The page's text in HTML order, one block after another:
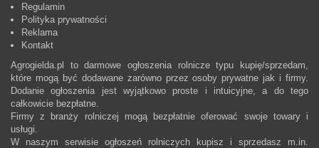
Regulamin
Polityka prywatności
Reklama
Kontakt
Agrogielda.pl to darmowe ogłoszenia rolnicze typu kupię/sprzedam,
które mogą być dodawane zarówno przez osoby prywatne jak i firmy.
Dodanie ogłoszenia jest wyjątkowo proste i intuicyjne, a do tego
całkowicie bezpłatne.
Firmy z branży rolniczej mogą bezpłatnie oferować swoje towary i
usługi.
W naszym serwisie ogłoszeń rolniczych kupisz i sprzedasz m.in.